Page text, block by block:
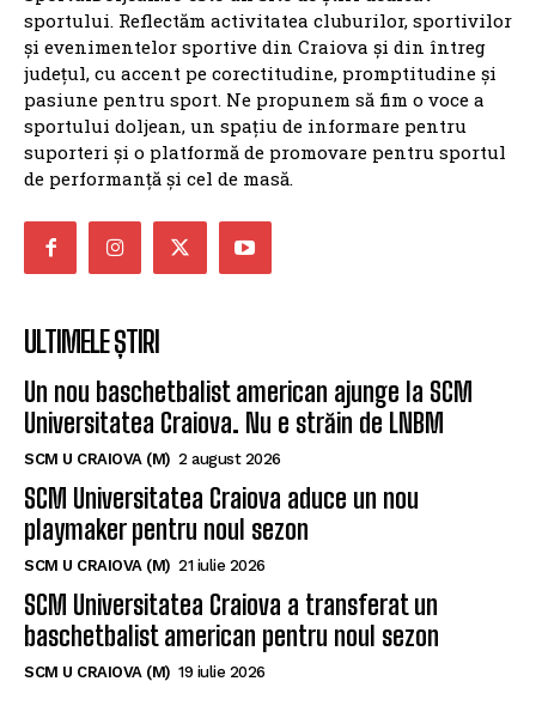
sportului. Reflectăm activitatea cluburilor, sportivilor
și evenimentelor sportive din Craiova și din întreg
județul, cu accent pe corectitudine, promptitudine și
pasiune pentru sport. Ne propunem să fim o voce a
sportului doljean, un spațiu de informare pentru
suporteri și o platformă de promovare pentru sportul
de performanță și cel de masă.
ULTIMELE ȘTIRI
Un nou baschetbalist american ajunge la SCM
Universitatea Craiova. Nu e străin de LNBM
SCM U CRAIOVA (M) 2 august 2026
SCM Universitatea Craiova aduce un nou
playmaker pentru noul sezon
SCM U CRAIOVA (M) 21 iulie 2026
SCM Universitatea Craiova a transferat un
baschetbalist american pentru noul sezon
SCM U CRAIOVA (M) 19 iulie 2026